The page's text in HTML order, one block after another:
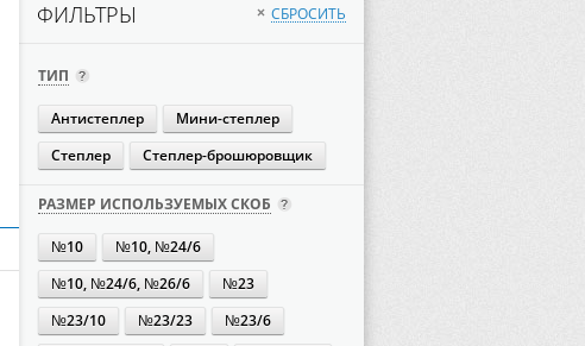
ФИЛЬТРЫ × СБРОСИТЬ
ТИП
Антистеплер
Мини-степлер
Степлер
Степлер-брошюровщик
РАЗМЕР ИСПОЛЬЗУЕМЫХ СКОБ
№10
№10, №24/6
№10, №24/6, №26/6
№23
№23/10
№23/23
№23/6